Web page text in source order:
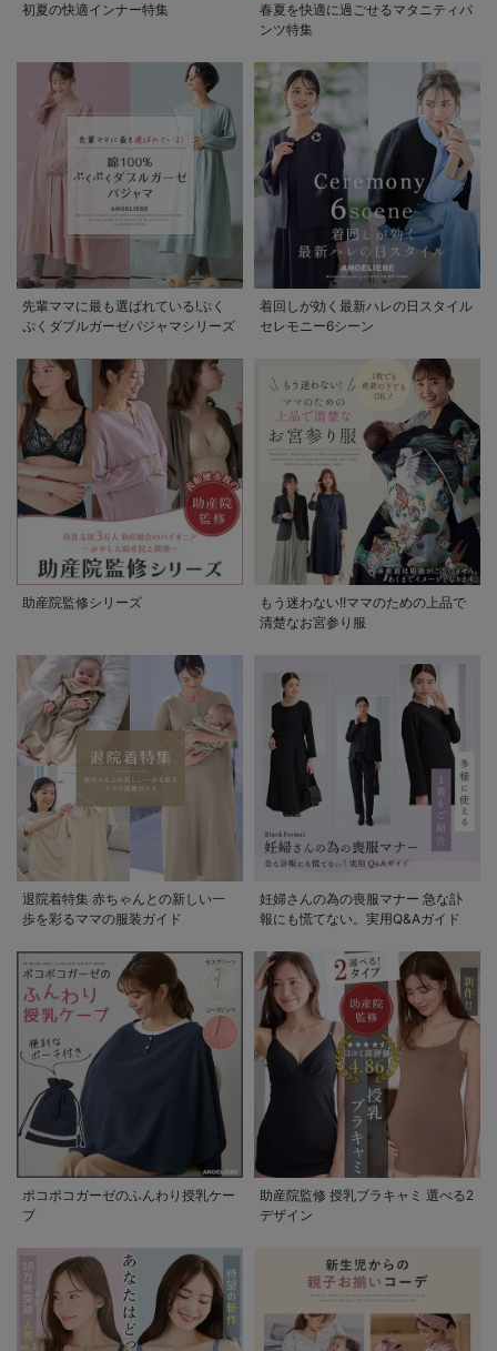
初夏の快適インナー特集
春夏を快適に過ごせるマタニティパ
ンツ特集
先輩ママに最も選ばれている!ぷく
ぷくダブルガーゼパジャマシリーズ
着回しが効く最新ハレの日スタイル
セレモニー6シーン
助産院監修シリーズ
もう迷わない!!ママのための上品で
清楚なお宮参り服
退院着特集 赤ちゃんとの新しい一
歩を彩るママの服装ガイド
妊婦さんの為の喪服マナー 急な訃
報にも慌てない。実用Q&Aガイド
ポコポコガーゼのふんわり授乳ケー
プ
助産院監修 授乳ブラキャミ 選べる2
デザイン